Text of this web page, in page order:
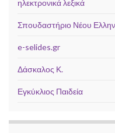
ηλεκτρονικά λεξικά
Σπουδαστήριο Νέου
e-selides.gr
Δάσκαλος Κ.
Εγκύκλιος Παιδεία